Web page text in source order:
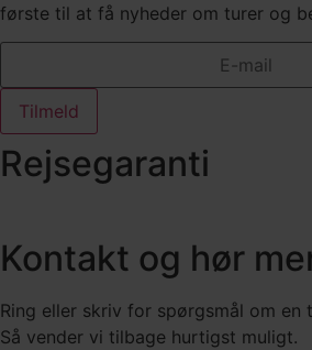
første til at få nyheder om turer og
Tilmeld
Rejsegaranti
Kontakt og hør
Ring eller skriv for spørgsmål om en
Så vender vi tilbage hurtigst muligt.